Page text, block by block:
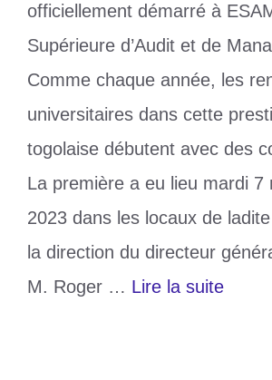
officiellement démarré à
Supérieure d’Audit et de
Comme chaque année, les
universitaires dans cette
togolaise débutent avec des
La première a eu lieu mardi 7
2023 dans les locaux de
la direction du directeur
M. Roger … Lire la suite